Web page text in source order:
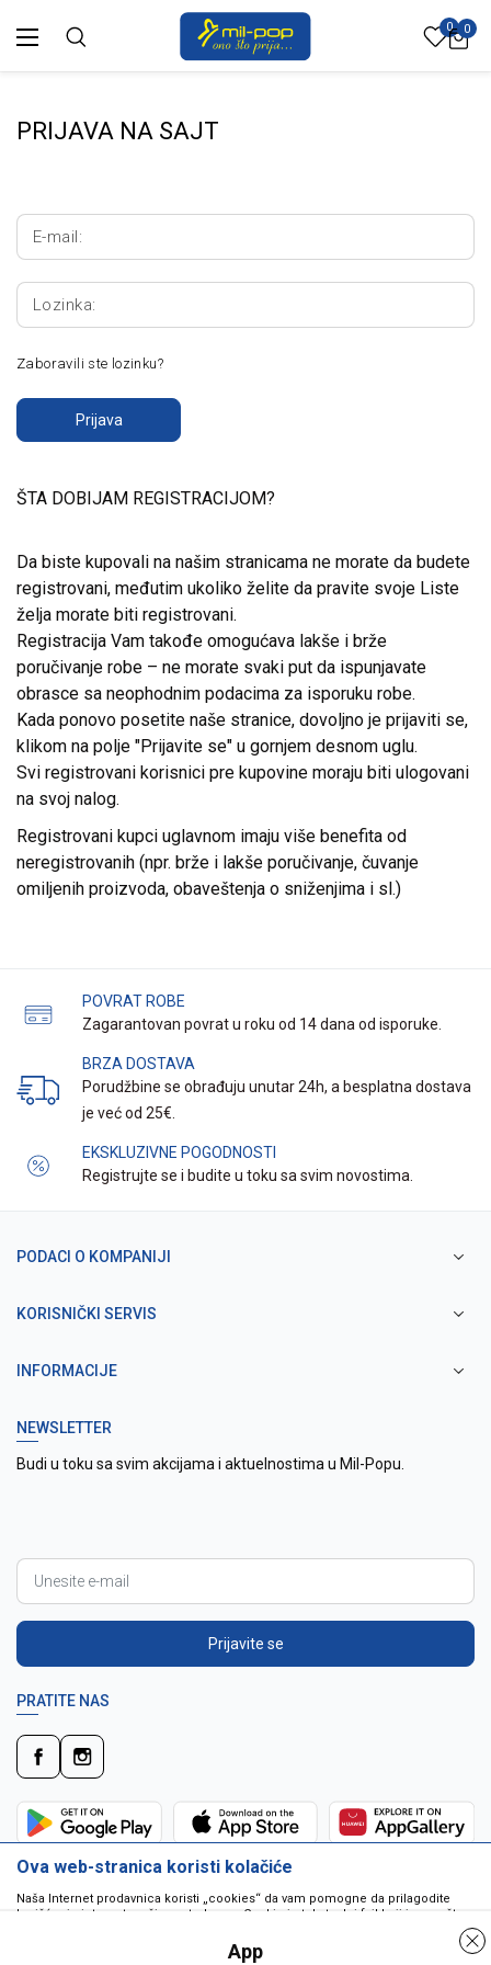
0 0
PRIJAVA NA SAJT
E-mail:
Lozinka:
Zaboravili ste lozinku?
Prijava
ŠTA DOBIJAM REGISTRACIJOM?
Da biste kupovali na našim stranicama ne morate da budete
registrovani, međutim ukoliko želite da pravite svoje Liste
želja morate biti registrovani.
Registracija Vam takođe omogućava lakše i brže
poručivanje robe – ne morate svaki put da ispunjavate
obrasce sa neophodnim podacima za isporuku robe.
Kada ponovo posetite naše stranice, dovoljno je prijaviti se,
klikom na polje "Prijavite se" u gornjem desnom uglu.
Svi registrovani korisnici pre kupovine moraju biti ulogovani
na svoj nalog.
Registrovani kupci uglavnom imaju više benefita od
neregistrovanih (npr. brže i lakše poručivanje, čuvanje
omiljenih proizvoda, obaveštenja o sniženjima i sl.)
POVRAT ROBE
Zagarantovan povrat u roku od 14 dana od isporuke.
BRZA DOSTAVA
Porudžbine se obrađuju unutar 24h, a besplatna dostava
je već od 25€.
EKSKLUZIVNE POGODNOSTI
Registrujte se i budite u toku sa svim novostima.
PODACI O KOMPANIJI
KORISNIČKI SERVIS
INFORMACIJE
NEWSLETTER
Budi u toku sa svim akcijama i aktuelnostima u Mil-Popu.
Prijavite se
PRATITE NAS
Ova web-stranica koristi kolačiće
Naša Internet prodavnica koristi „cookies“ da vam pomogne da prilagodite
korišćenje interneta vašim potrebama. Cookie je tekstualni fajl koji je smešten
da pokrenu program ili da isporuče virus vašem računaru. Cookie-i su
jedinstveno dodeljeni vama, i jedino mogu biti pročitani od strane web servera
App